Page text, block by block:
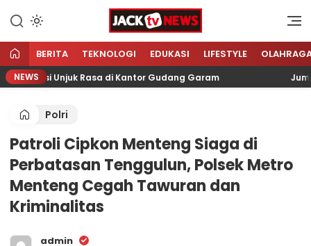
konten
Jacktvnews.com
Sumber Referensi Terpercaya
BERITA TEKNOLOGI EDUKASI LIFESTYLE
NEWS
Aksi Unjuk Rasa di Kantor Gudang Garam Jumat
Polri
Patroli Cipkon Menteng Siaga di
Perbatasan Tenggulun, Polsek Metro
Menteng Cegah Tawuran dan
Kriminalitas
admin